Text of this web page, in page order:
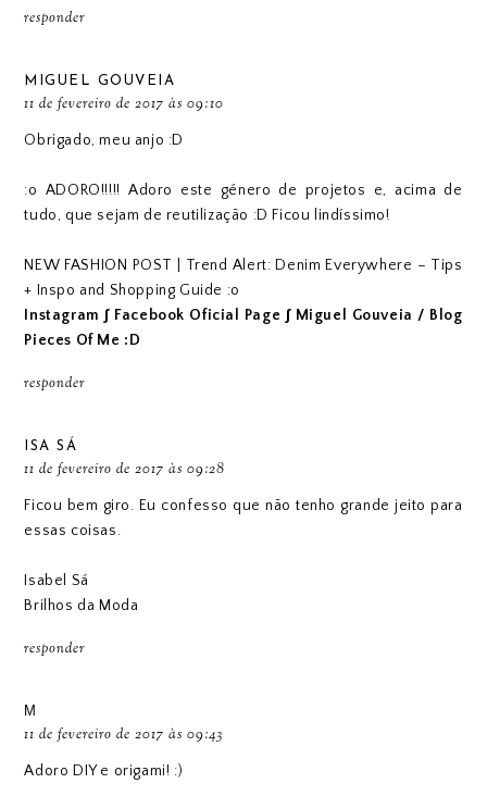
responder
MIGUEL GOUVEIA
11 de fevereiro de 2017 às 09:10
Obrigado, meu anjo :D
:o ADORO!!!!! Adoro este género de projetos e, acima de
tudo, que sejam de reutilização :D Ficou lindíssimo!
NEW FASHION POST | Trend Alert: Denim Everywhere – Tips
+ Inspo and Shopping Guide :o
Instagram ∫ Facebook Oficial Page ∫ Miguel Gouveia / Blog
Pieces Of Me :D
responder
ISA SÁ
11 de fevereiro de 2017 às 09:28
Ficou bem giro. Eu confesso que não tenho grande jeito para
essas coisas.
Isabel Sá
Brilhos da Moda
responder
М
11 de fevereiro de 2017 às 09:43
Adoro DIY e origami! :)